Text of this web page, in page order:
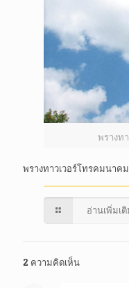
พรางท
พรางทาวเวอร์โทรคมนาค
อ่านเพิ่มเติ
2 ความคิดเห็น